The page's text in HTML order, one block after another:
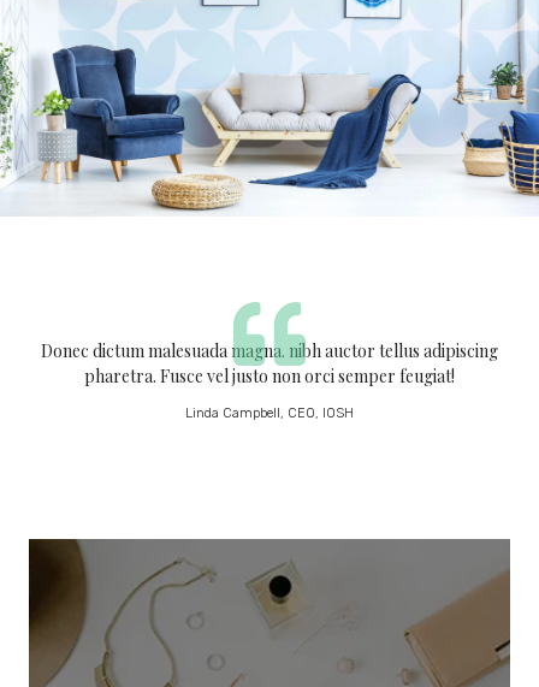
Donec dictum malesuada magna. nibh auctor tellus adipiscing
pharetra. Fusce vel justo non orci semper feugiat!
Linda Campbell, CEO, IOSH